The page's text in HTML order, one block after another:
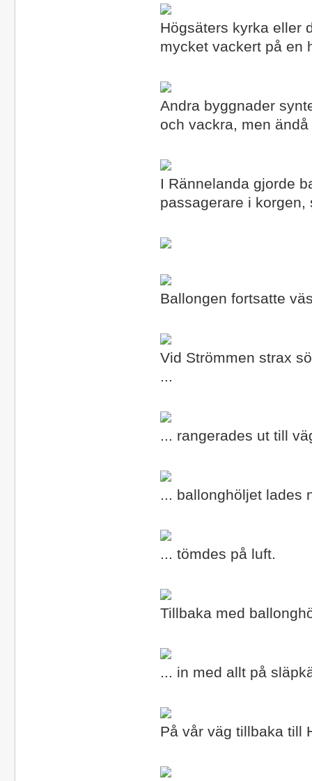
Högsäters kyrka eller
mycket vackert på en
Andra byggnader
och vackra, men
I Rännelanda gjorde
passagerare i korgen,
Ballongen fortsatte
Vid Strömmen strax
...
... rangerades ut till
... ballonghöljet lades
... tömdes på luft.
Tillbaka med
... in med allt på
På vår väg tillbaka till